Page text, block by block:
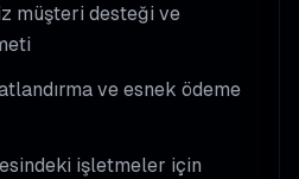
müşteri desteği ve
ve esnek ödeme
işletmeler için